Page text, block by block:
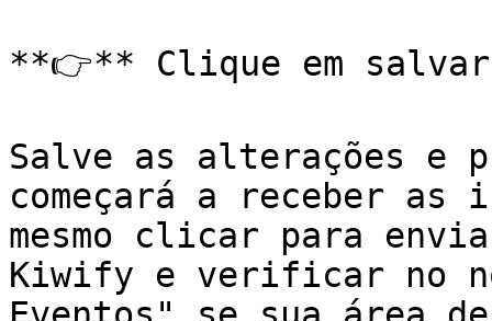
**👉** Clique em
Salve as alterações e
começará a receber as
mesmo clicar para
Kiwify e verificar no